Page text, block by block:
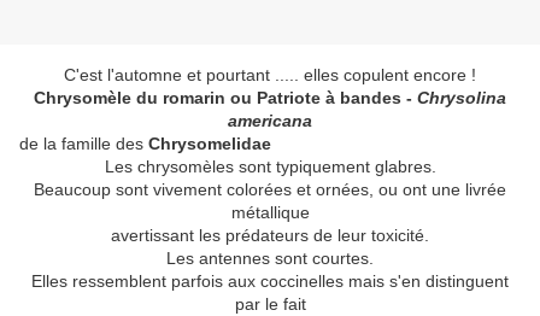
C'est l'automne et pourtant ..... elles copulent encore !
Chrysomèle du romarin ou Patriote à bandes - Chrysolina
americana
de la famille des Chrysomelidae
Les chrysomèles sont typiquement glabres.
Beaucoup sont vivement colorées et ornées, ou ont une livrée
métallique
avertissant les prédateurs de leur toxicité.
Les antennes sont courtes.
Elles ressemblent parfois aux coccinelles mais s'en distinguent
par le fait